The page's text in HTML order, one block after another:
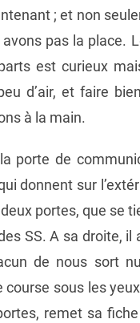
; et non
avons pas la
est curieux
d’air, et faire
à la main.
porte de
donnent sur
portes, que se
SS. A sa droite, il
de nous sort
course sous les
remet sa